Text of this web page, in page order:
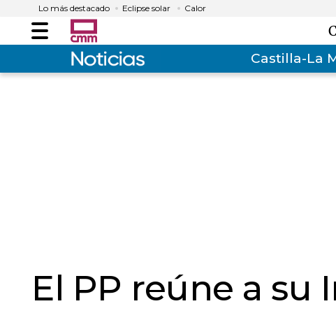
Lo más destacado Eclipse solar Calor
Menú
Castilla-La
El PP reúne a